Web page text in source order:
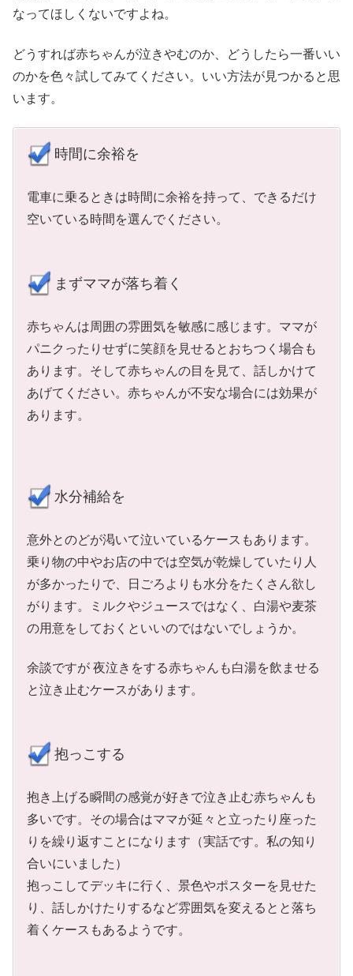
なってほしくないですよね。
どうすれば赤ちゃんが泣きやむのか、どうしたら一番いい
のかを色々試してみてください。いい方法が見つかると思
います。
時間に余裕を
電車に乗るときは時間に余裕を持って、できるだけ
空いている時間を選んでください。
まずママが落ち着く
赤ちゃんは周囲の雰囲気を敏感に感じます。ママが
パニクったりせずに笑顔を見せるとおちつく場合も
あります。そして赤ちゃんの目を見て、話しかけて
あげてください。赤ちゃんが不安な場合には効果が
あります。
水分補給を
意外とのどが渇いて泣いているケースもあります。
乗り物の中やお店の中では空気が乾燥していたり人
が多かったりで、日ごろよりも水分をたくさん欲し
がります。ミルクやジュースではなく、白湯や麦茶
の用意をしておくといいのではないでしょうか。
余談ですが 夜泣きをする赤ちゃんも白湯を飲ませる
と泣き止むケースがあります。
抱っこする
抱き上げる瞬間の感覚が好きで泣き止む赤ちゃんも
多いです。その場合はママが延々と立ったり座った
りを繰り返すことになります（実話です。私の知り
合いにいました）
抱っこしてデッキに行く、景色やポスターを見せた
り、話しかけたりするなど雰囲気を変えるとと落ち
着くケースもあるようです。